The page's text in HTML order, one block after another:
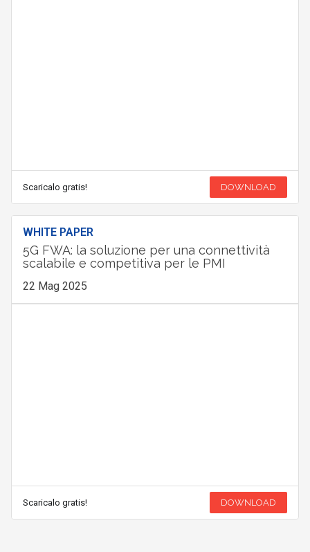
Scaricalo gratis! DOWNLOAD
WHITE PAPER
5G FWA: la soluzione per una connettività
scalabile e competitiva per le PMI
22 Mag 2025
Scaricalo gratis! DOWNLOAD